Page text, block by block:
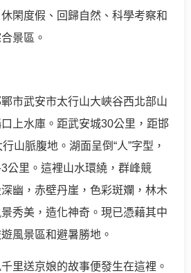
閑度假、回歸自然、科學考察和
景區。
市武安市太行山大峽谷西北部山
上水庫。距武安城30公里，距邯
山脈腹地。湖面呈倒“人”字型，
公里。這裡山水環繞，群峰競
幽，赤壁丹崖，色彩斑斕，林木
秀美，造化神奇。現已憑藉其中
風景區和避暑勝地。
里送京娘的故事便發生在這裡。